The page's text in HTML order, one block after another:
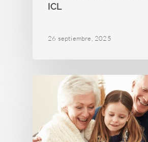
ICL
26 septiembre, 2025